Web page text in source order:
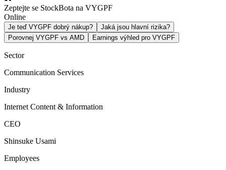
Zeptejte se StockBota na VYGPF
Online
Je teď VYGPF dobrý nákup?
Jaká jsou hlavní rizika?
Porovnej VYGPF vs AMD
Earnings výhled pro VYGPF
Sector
Communication Services
Industry
Internet Content & Information
CEO
Shinsuke Usami
Employees